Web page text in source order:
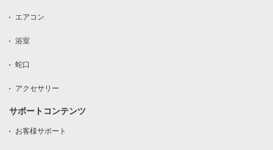
エアコン
浴室
蛇口
アクセサリー
サポートコンテンツ
お客様サポート